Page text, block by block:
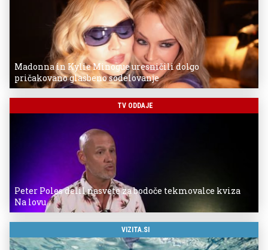
Madonna in Kylie Minogue uresničili dolgo
pričakovano glasbeno sodelovanje
TV ODDAJE
Peter Poles delil nasvete za bodoče tekmovalce kviza
Na lovu
VIZITA.SI